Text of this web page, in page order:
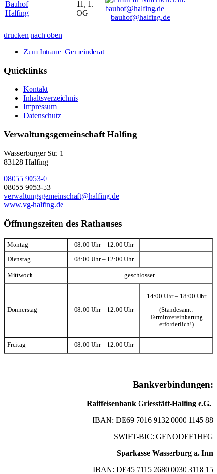
Bauhof
Halfing
11, 1.
OG
bauhof@halfing.de
drucken nach oben
Zum Intranet Gemeinderat
Quicklinks
Kontakt
Inhaltsverzeichnis
Impressum
Datenschutz
Verwaltungsgemeinschaft Halfing
Wasserburger Str. 1
83128 Halfing
08055 9053-0
08055 9053-33
verwaltungsgemeinschaft@halfing.de
www.vg-halfing.de
Öffnungszeiten des Rathauses
Montag 08:00 Uhr – 12:00 Uhr
Dienstag 08:00 Uhr – 12:00 Uhr
Mittwoch geschlossen
Donnerstag 08:00 Uhr – 12:00 Uhr
14:00 Uhr – 18:00 Uhr
(Standesamt:
Terminvereinbarung
erforderlich!)
Freitag 08:00 Uhr – 12:00 Uhr
Bankverbindungen:
Raiffeisenbank Griesstätt-Halfing e.G.
IBAN: DE69 7016 9132 0000 1145 88
SWIFT-BIC: GENODEF1HFG
Sparkasse Wasserburg a. Inn
IBAN: DE45 7115 2680 0030 3118 15